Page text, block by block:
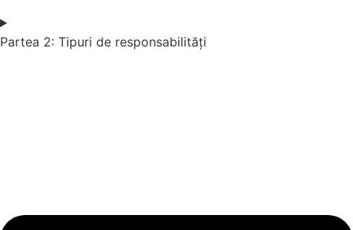
Partea 2: Tipuri de responsabilități